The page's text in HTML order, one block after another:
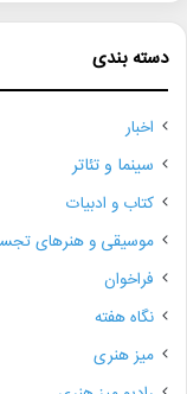
دسته بندی
اخبار
سینما و تئاتر
کتاب و ادبیات
موسیقی و هنرهای
فراخوان
نگاه هفته
میز هنری